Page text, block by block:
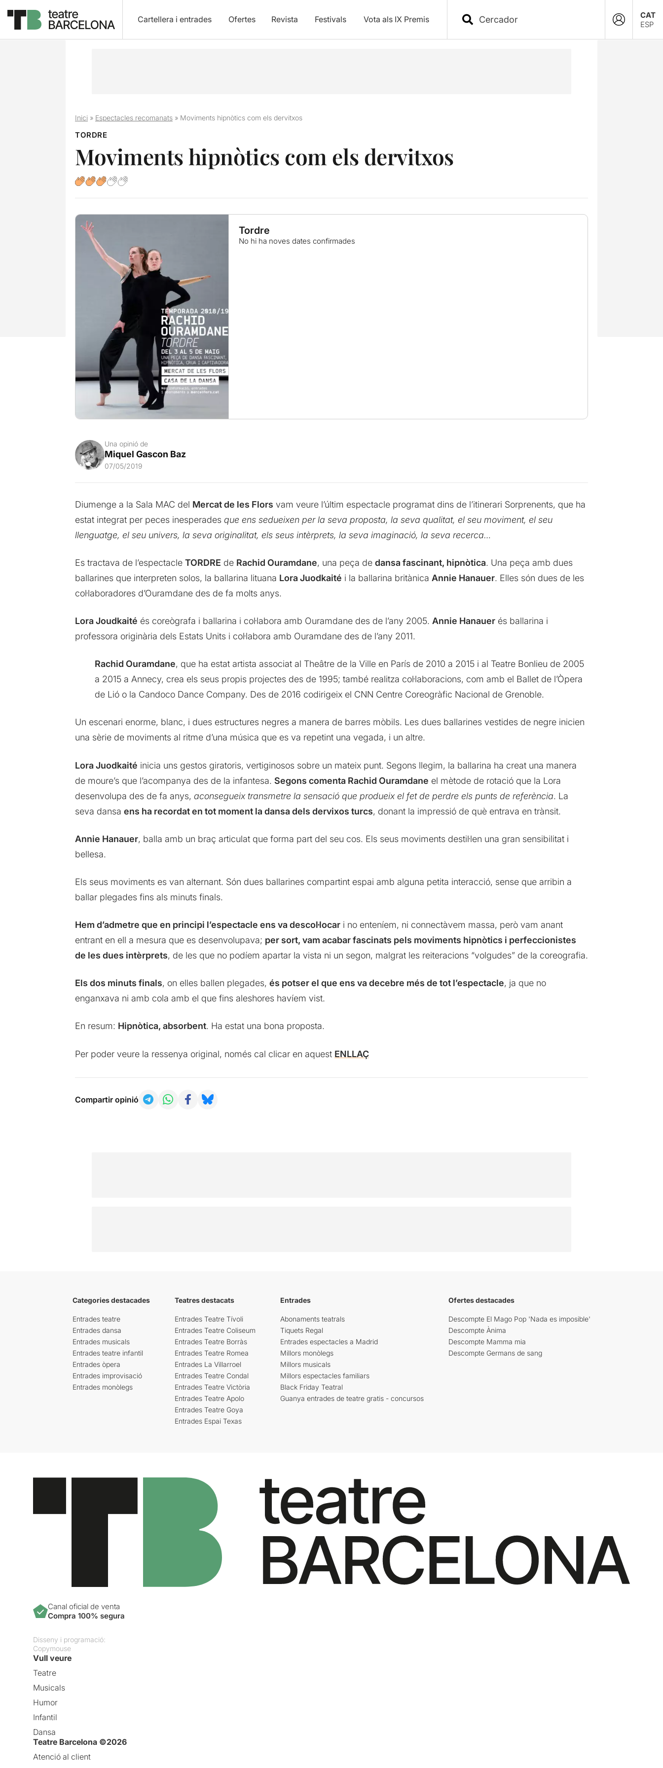
Cartellera i entrades Ofertes Revista Festivals Vota als IX Premis
CAT
ESP
Inici» Espectacles recomanats» Moviments hipnòtics com els dervitxos
TORDRE
Moviments hipnòtics com els dervitxos
Tordre
No hi ha noves dates confirmades
Una opinió de
Miquel Gascon Baz
07/05/2019
Diumenge a la Sala MAC del Mercat de les Flors vam veure l’últim espectacle programat dins de l’itinerari Sorprenents, que ha
estat integrat per peces inesperades que ens sedueixen per la seva proposta, la seva qualitat, el seu moviment, el seu
llenguatge, el seu univers, la seva originalitat, els seus intèrprets, la seva imaginació, la seva recerca…
Es tractava de l’espectacle TORDRE de Rachid Ouramdane, una peça de dansa fascinant, hipnòtica. Una peça amb dues
ballarines que interpreten solos, la ballarina lituana Lora Juodkaité i la ballarina britànica Annie Hanauer. Elles són dues de les
col·laboradores d’Ouramdane des de fa molts anys.
Lora Joudkaité és coreògrafa i ballarina i col·labora amb Ouramdane des de l’any 2005. Annie Hanauerés ballarina i
professora originària dels Estats Units i col·labora amb Ouramdane des de l’any 2011.
Rachid Ouramdane, que ha estat artista associat al Theâtre de la Ville en París de 2010 a 2015 i al Teatre Bonlieu de 2005
a 2015 a Annecy, crea els seus propis projectes des de 1995; també realitza col·laboracions, com amb el Ballet de l’Òpera
de Lió o la Candoco Dance Company. Des de 2016 codirigeix el CNN Centre Coreogràfic Nacional de Grenoble.
Un escenari enorme, blanc, i dues estructures negres a manera de barres mòbils. Les dues ballarines vestides de negre inicien
una sèrie de moviments al ritme d’una música que es va repetint una vegada, i un altre.
Lora Juodkaité inicia uns gestos giratoris, vertiginosos sobre un mateix punt. Segons llegim, la ballarina ha creat una manera
de moure’s que l’acompanya des de la infantesa. Segons comenta Rachid Ouramdane el mètode de rotació que la Lora
desenvolupa des de fa anys, aconsegueix transmetre la sensació que produeix el fet de perdre els punts de referència. La
seva dansa ens ha recordat en tot moment la dansa dels dervixos turcs, donant la impressió de què entrava en trànsit.
Annie Hanauer, balla amb un braç articulat que forma part del seu cos. Els seus moviments destil·len una gran sensibilitat i
bellesa.
Els seus moviments es van alternant. Són dues ballarines compartint espai amb alguna petita interacció, sense que arribin a
ballar plegades fins als minuts finals.
Hem d’admetre que en principi l’espectacle ens va descol·locari no enteníem, ni connectàvem massa, però vam anant
entrant en ell a mesura que es desenvolupava; per sort, vam acabar fascinats pels moviments hipnòtics i perfeccionistes
de les dues intèrprets, de les que no podíem apartar la vista ni un segon, malgrat les reiteracions “volgudes” de la coreografia.
Els dos minuts finals, on elles ballen plegades, és potser el que ens va decebre més de tot l’espectacle, ja que no
enganxava ni amb cola amb el que fins aleshores havíem vist.
En resum: Hipnòtica, absorbent. Ha estat una bona proposta.
Per poder veure la ressenya original, només cal clicar en aquest ENLLAÇ
Compartir opinió
Categories destacades
Entrades teatre
Entrades dansa
Entrades musicals
Entrades teatre infantil
Entrades òpera
Entrades improvisació
Entrades monòlegs
Teatres destacats
Entrades Teatre Tívoli
Entrades Teatre Coliseum
Entrades Teatre Borràs
Entrades Teatre Romea
Entrades La Villarroel
Entrades Teatre Condal
Entrades Teatre Victòria
Entrades Teatre Apolo
Entrades Teatre Goya
Entrades Espai Texas
Entrades
Abonaments teatrals
Tiquets Regal
Entrades espectacles a Madrid
Millors monòlegs
Millors musicals
Millors espectacles familiars
Black Friday Teatral
Guanya entrades de teatre gratis - concursos
Ofertes destacades
Descompte El Mago Pop 'Nada es imposible'
Descompte Ànima
Descompte Mamma mia
Descompte Germans de sang
Canal oficial de venta
Compra 100% segura
Disseny i programació:
Copymouse
Vull veure
Teatre
Musicals
Humor
Infantil
Dansa
Teatre Barcelona ©2026
Atenció al client